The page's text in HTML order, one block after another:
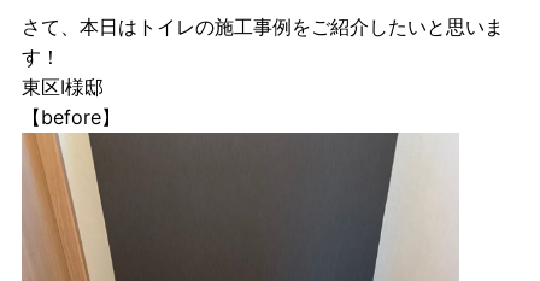
さて、本日はトイレの施工事例をご紹介したいと思いま
す！
東区I様邸
【before】